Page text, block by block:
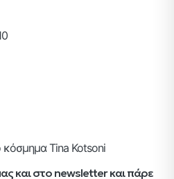
και στο newsletter και πάρε